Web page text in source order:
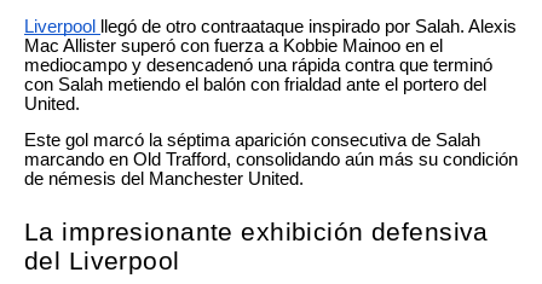
Liverpool
llegó de otro contraataque inspirado por Salah. Alexis
Mac Allister superó con fuerza a Kobbie Mainoo en el
mediocampo y desencadenó una rápida contra que terminó
con Salah metiendo el balón con frialdad ante el portero del
United.
Este gol marcó la séptima aparición consecutiva de Salah
marcando en Old Trafford, consolidando aún más su condición
de némesis del Manchester United.
La impresionante exhibición defensiva
del Liverpool